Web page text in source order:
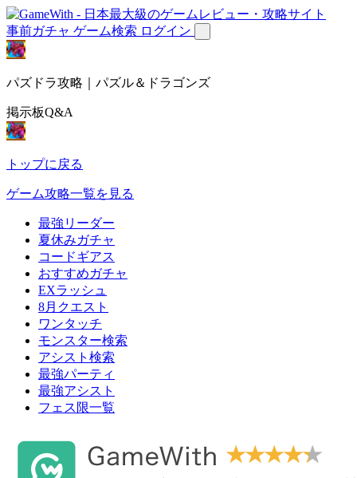
事前ガチャ ゲーム検索 ログイン
パズドラ攻略｜パズル＆ドラゴンズ
掲示板Q&A
トップに戻る
ゲーム攻略一覧を見る
最強リーダー
夏休みガチャ
コードギアス
おすすめガチャ
EXラッシュ
8月クエスト
ワンタッチ
モンスター検索
アシスト検索
最強パーティ
最強アシスト
フェス限一覧